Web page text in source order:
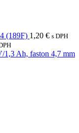
(189F) 1,20 € s DPH
1,3 Ah, faston 4,7 mm